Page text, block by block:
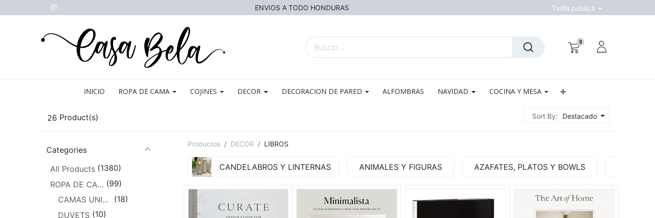
ENVIOS A TODO HONDURAS Tarifa pública
0
INICIO ROPA DE CAMA COJINES DECOR DECORACION DE PARED ALFOMBRAS NAVIDAD COCINA Y MESA
26 Product(s) Sort By: Destacado
Categories
All Products (1380)
ROPA DE CAMA (99)
CAMAS UNIPERSONALES
(18)
DUVETS (10)
Productos DECOR LIBROS
CANDELABROS Y LINTERNAS ANIMALES Y FIGURAS AZAFATES, PLATOS Y BOWLS